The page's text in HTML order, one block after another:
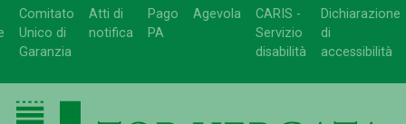
Comitato
Unico di
Garanzia
Atti di
notifica
Pago
PA
Agevola
CARIS -
Servizio
disabilità
Dichiarazione
di
accessibilità